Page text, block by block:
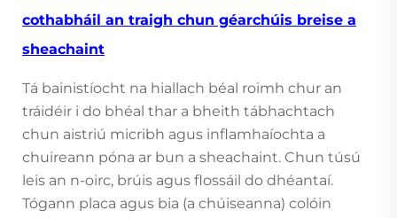
cothabháil an traigh chun géarchúis breise a
sheachaint
Tá bainistíocht na hiallach béal roimh chur an
tráidéir i do bhéal thar a bheith tábhachtach
chun aistriú micribh agus inflamhaíochta a
chuireann póna ar bun a sheachaint. Chun túsú
leis an n-oirc, brúis agus flossáil do dhéantaí.
Tógann placa agus bia (a chúiseanna) colóin